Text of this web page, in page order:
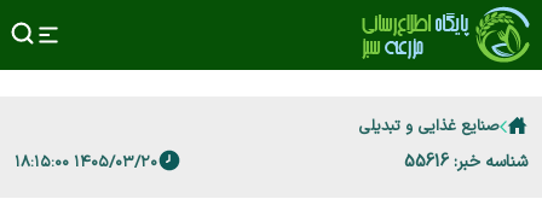
صنایع غذایی و تبدیلی
شناسه خبر: 55616 ۱۴۰۵/۰۳/۲۰ ۱۸:۱۵:۰۰